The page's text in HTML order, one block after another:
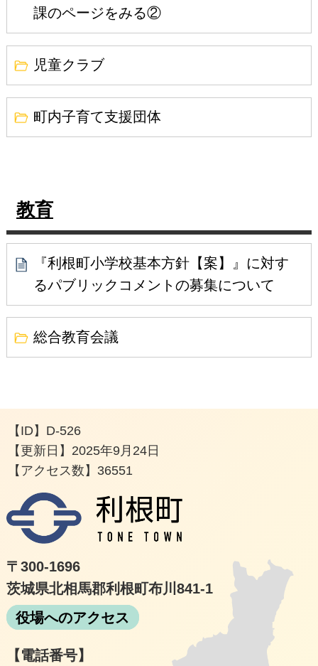
課のページをみる②
児童クラブ
町内子育て支援団体
教育
『利根町小学校基本方針【案】』に対す
るパブリックコメントの募集について
総合教育会議
【ID】 D-526
【更新日】 2025年9月24日
【アクセス数】 36551
〒300-1696
茨城県北相馬郡利根町布川841-1
役場へのアクセス
【電話番号】